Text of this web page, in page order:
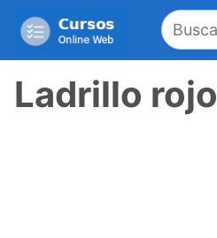
Ladrillo rojo